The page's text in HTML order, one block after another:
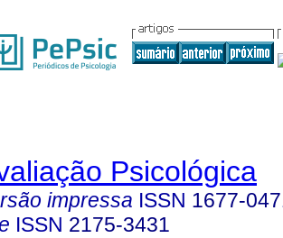
Psicológica
impressa ISSN 1677-
ISSN 2175-3431